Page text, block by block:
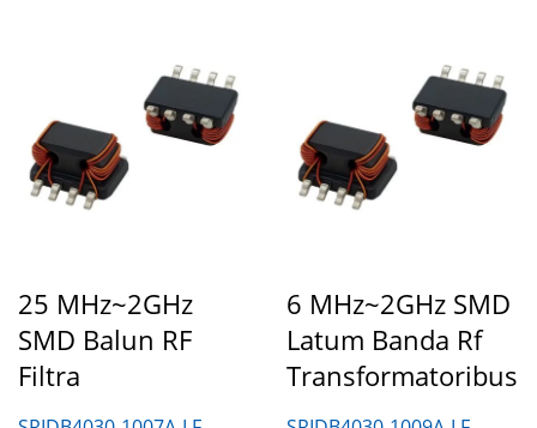
25 MHz~2GHz
SMD Balun RF
Filtra
6 MHz~2GHz SMD
Latum Banda Rf
Transformatoribus